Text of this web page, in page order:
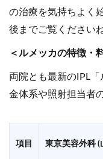
の治療を気持ちよく
後までご覧くださいね
＜ルメッカの特徴・
両院とも最新のIPL
金体系や照射担当者
項目 東京美容外科 (